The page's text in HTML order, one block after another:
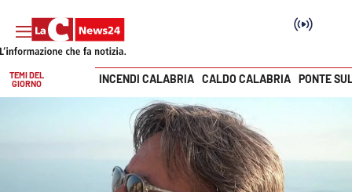
Vai
TEMI DEL
GIORNO
INCENDI CALABRIA CALDO CALABRIA PONTE